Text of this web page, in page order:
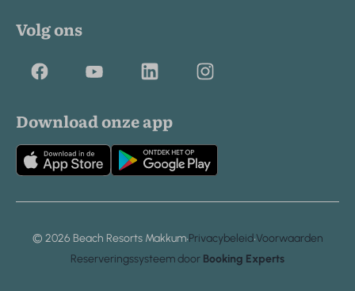
Volg ons
Download onze app
© 2026 Beach Resorts Makkum·Privacybeleid·Voorwaarden
Reserveringssysteem door Booking Experts